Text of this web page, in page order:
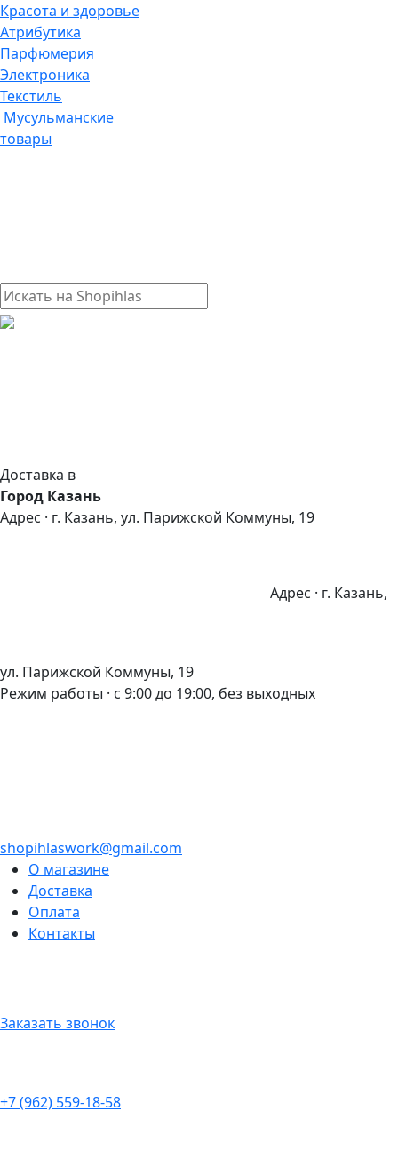
Красота и здоровье
Атрибутика
Парфюмерия
Электроника
Текстиль
Мусульманские
товары
Доставка в
Город Казань
Адрес · г. Казань, ул. Парижской Коммуны, 19
Адрес · г. Казань,
ул. Парижской Коммуны, 19
Режим работы · с 9:00 до 19:00, без выходных
shopihlaswork@gmail.com
О магазине
Доставка
Оплата
Контакты
Заказать звонок
+7 (962) 559-18-58